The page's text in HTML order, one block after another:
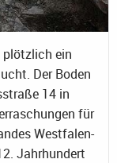
plötzlich ein
Der Boden
14 in
für
Westfalen-
Jahrhundert